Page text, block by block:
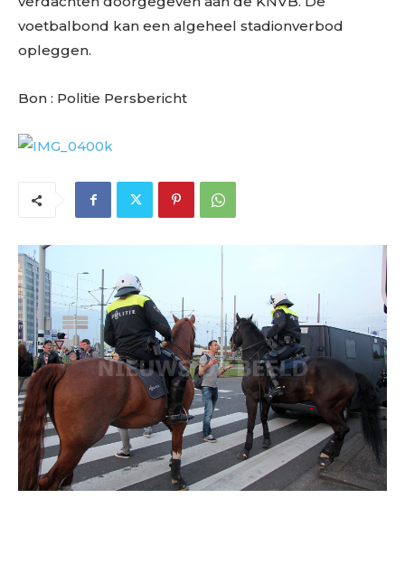
voetbalbond kan een algeheel stadionverbod
opleggen.
Bon : Politie Persbericht